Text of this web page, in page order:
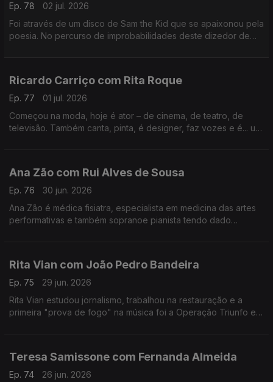
Ep. 78
02 jul. 2026
Foi através de um disco de Sam the Kid que se apaixonou pela
poesia. No percurso de improbabilidades deste dizedor de
Ricardo Carriço com Rita Roque
Ep. 77
01 jul. 2026
Começou na moda, hoje é ator – de cinema, de teatro, de
televisão. Também canta, pinta, é designer, faz vozes e é... um
Ana Zão com Rui Alves de Sousa
Ep. 76
30 jun. 2026
Ana Zão é médica fisiatra, especialista em medicina das artes
performativas e também sopranoe pianista tendo dado
Rita Vian com João Pedro Bandeira
Ep. 75
29 jun. 2026
Rita Vian estudou jornalismo, trabalhou na restauração e a
primeira "prova de fogo" na música foi a Operação Triunfo em
Teresa Samissone com Fernanda Almeida
Ep. 74 26 jun. 2026